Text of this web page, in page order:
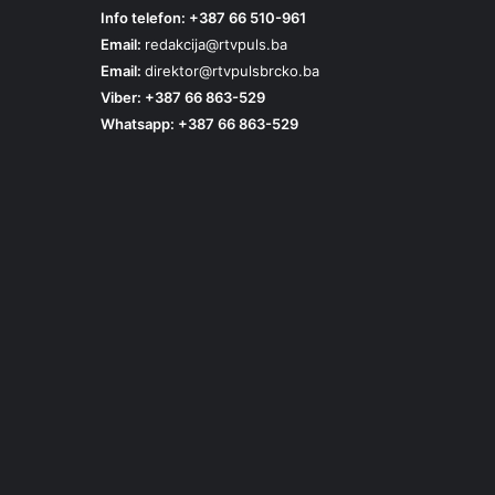
Info telefon: +387 66 510-961
Email: redakcija@rtvpuls.ba
Email: direktor@rtvpulsbrcko.ba
Viber: +387 66 863-529
Whatsapp: +387 66 863-529